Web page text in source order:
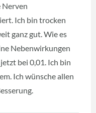
Nerven
Ich bin trocken
ganz gut. Wie es
Nebenwirkungen
bei 0,01. Ich bin
Ich wünsche allen